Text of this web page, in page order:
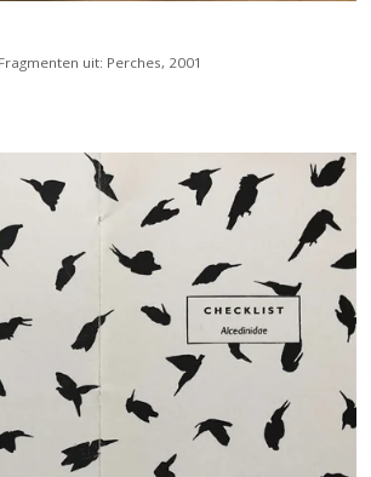
Fragmenten uit: Perches, 2001